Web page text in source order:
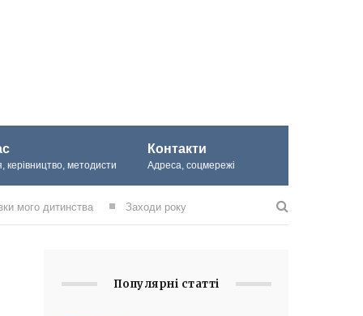
керівництво, методисти
Контакти
Адреса, соцмережі
мого дитинства Заходи року
Популярні статті